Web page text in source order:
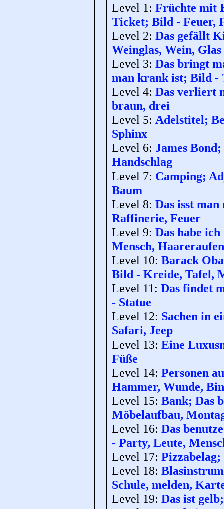
Level 1: Früchte mit
Ticket; Bild - Feuer,
Level 2: Das gefällt
Weinglas, Wein, Glas
Level 3: Das bringt
man krank ist; Bild -
Level 4: Das verliert
braun, drei
Level 5: Adelstitel;
Sphinx
Level 6: James
Handschlag
Level 7: Camping;
Baum
Level 8: Das isst
Raffinerie, Feuer
Level 9: Das habe
Mensch, Haareraufen
Level 10: Barack
Bild - Kreide, Tafel,
Level 11: Das findet
- Statue
Level 12: Sachen in
Safari, Jeep
Level 13: Eine
Füße
Level 14: Personen
Hammer, Wunde,
Level 15: Bank; Das
Möbelaufbau,
Level 16: Das
- Party, Leute,
Level 17:
Level 18:
Schule, melden,
Level 19: Das ist